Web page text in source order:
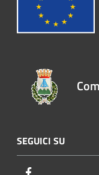
SEGUICI SU